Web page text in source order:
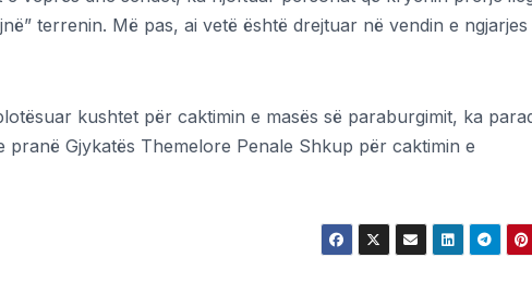
terrenin. Më pas, ai vetë është drejtuar në vendin e
kushtet për caktimin e masës së paraburgimit, ka
Gjykatës Themelore Penale Shkup për caktimin e